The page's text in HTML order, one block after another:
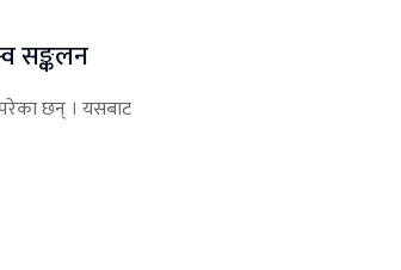
सङ्कलन
छन् । यसबाट